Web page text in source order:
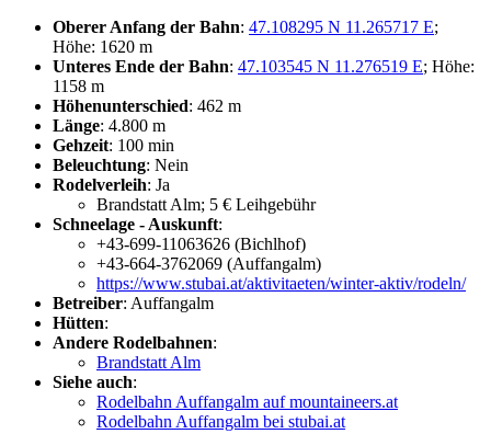
Oberer Anfang der Bahn: 47.108295 N 11.265717 E;
Höhe: 1620 m
Unteres Ende der Bahn: 47.103545 N 11.276519 E; Höhe:
1158 m
Höhenunterschied: 462 m
Länge: 4.800 m
Gehzeit: 100 min
Beleuchtung: Nein
Rodelverleih: Ja
Brandstatt Alm; 5 € Leihgebühr
Schneelage - Auskunft:
+43-699-11063626 (Bichlhof)
+43-664-3762069 (Auffangalm)
https://www.stubai.at/aktivitaeten/winter-aktiv/rodeln/
Betreiber: Auffangalm
Hütten:
Andere Rodelbahnen:
Brandstatt Alm
Siehe auch:
Rodelbahn Auffangalm auf mountaineers.at
Rodelbahn Auffangalm bei stubai.at